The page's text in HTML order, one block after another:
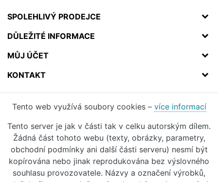
SPOLEHLIVÝ PRODEJCE
DŮLEŽITÉ INFORMACE
MŮJ ÚČET
KONTAKT
Tento web využívá soubory cookies – více informací
Tento server je jak v části tak v celku autorským dílem.
Žádná část tohoto webu (texty, obrázky, parametry,
obchodní podmínky ani další části serveru) nesmí být
kopírována nebo jinak reprodukována bez výslovného
souhlasu provozovatele. Názvy a označení výrobků,